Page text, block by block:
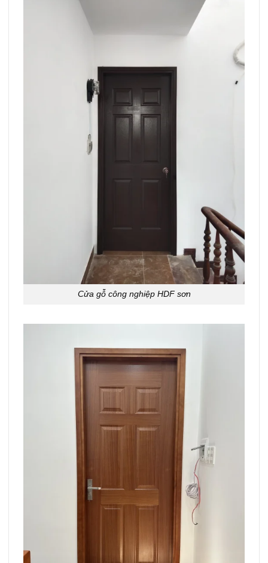
Cửa gỗ công nghiệp HDF sơn